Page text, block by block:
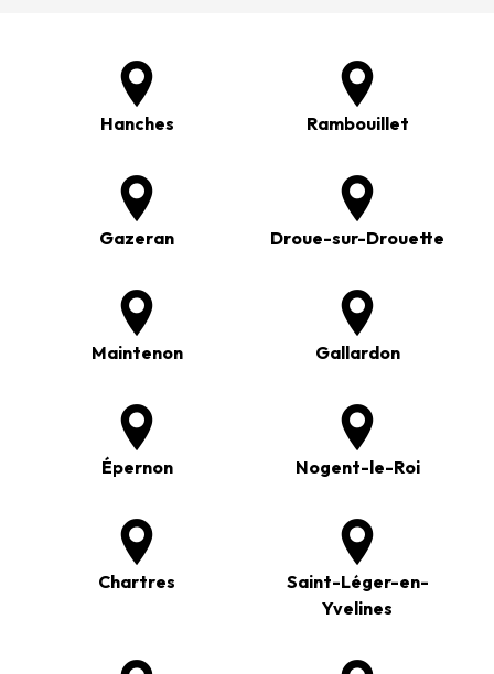
Hanches Rambouillet
Gazeran Droue-sur-Drouette
Maintenon Gallardon
Épernon Nogent-le-Roi
Chartres
Saint-Léger-en-
Yvelines